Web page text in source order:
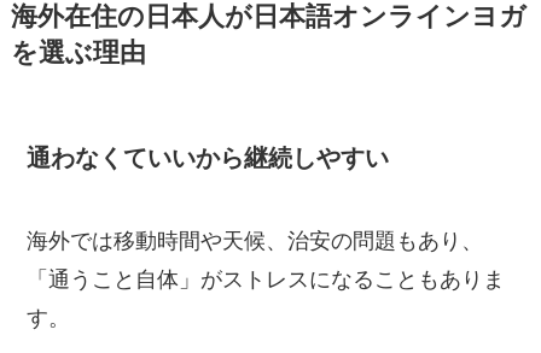
海外在住の日本人が日本語オンラインヨガ
を選ぶ理由
通わなくていいから継続しやすい
海外では移動時間や天候、治安の問題もあり、
「通うこと自体」がストレスになることもありま
す。